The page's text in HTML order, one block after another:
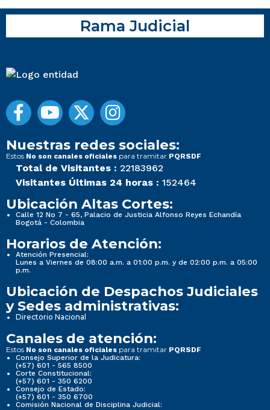
Rama Judicial
Nuestras redes sociales:
Estos No son canales oficiales para tramitar PQRSDF
Total de Visitantes : 22183962
Visitantes Últimas 24 horas : 152464
Ubicación Altas Cortes:
Calle 12 No 7 - 65, Palacio de Justicia Alfonso Reyes Echandía
Bogotá - Colombia
Horarios de Atención:
Atención Presencial:
Lunes a Viernes de 08:00 a.m. a 01:00 p.m. y de 02:00 p.m. a 05:00
p.m.
Ubicación de Despachos Judiciales
y Sedes administrativas:
Directorio Nacional
Canales de atención:
Estos No son canales oficiales para tramitar PQRSDF
Consejo Superior de la Judicatura:
(+57) 601 - 565 8500
Corte Constitucional:
(+57) 601 - 350 6200
Consejo de Estado:
(+57) 601 - 350 6700
Comisión Nacional de Disciplina Judicial: